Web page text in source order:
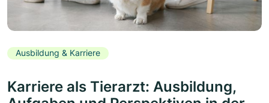
Ausbildung & Karriere
Karriere als Tierarzt: Ausbildung,